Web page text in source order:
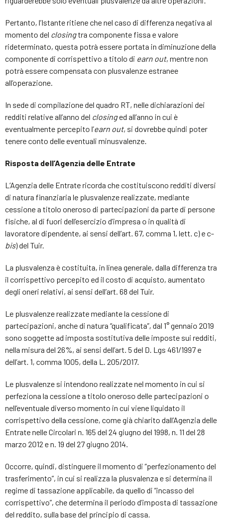
Pertanto, l’Istante ritiene che nel caso di differenza negativa al
momento del closingtra componente fissa e valore
rideterminato, questa potrà essere portata in diminuzione della
componente di corrispettivo a titolo di earn out, mentre non
potrà essere compensata con plusvalenze estranee
all’operazione.
In sede di compilazione del quadro RT, nelle dichiarazioni dei
redditi relative all’anno del closinged all’anno in cui è
eventualmente percepito l’earn out, si dovrebbe quindi poter
tenere conto delle eventuali minusvalenze.
Risposta dell’Agenzia delle Entrate
L’Agenzia delle Entrate ricorda che costituiscono redditi diversi
di natura finanziaria le plusvalenze realizzate, mediante
cessione a titolo oneroso di partecipazioni da parte di persone
fisiche, al di fuori dell’esercizio d’impresa o in qualità di
lavoratore dipendente, ai sensi dell’art. 67, comma 1, lett. c) e c-
bis) del Tuir.
La plusvalenza è costituita, in linea generale, dalla differenza tra
il corrispettivo percepito ed il costo di acquisto, aumentato
degli oneri relativi, ai sensi dell’art. 68 del Tuir.
Le plusvalenze realizzate mediante la cessione di
partecipazioni, anche di natura “qualificata”, dal 1° gennaio 2019
sono soggette ad imposta sostitutiva delle imposte sui redditi,
nella misura del 26%, ai sensi dell’art. 5 del D. Lgs 461/1997 e
dell’art. 1, comma 1005, della L. 205/2017.
Le plusvalenze si intendono realizzate nel momento in cui si
perfeziona la cessione a titolo oneroso delle partecipazioni o
nell’eventuale diverso momento in cui viene liquidato il
corrispettivo della cessione, come già chiarito dall’Agenzia delle
Entrate nelle Circolari n. 165 del 24 giugno del 1998, n. 11 del 28
marzo 2012 e n. 19 del 27 giugno 2014.
Occorre, quindi, distinguere il momento di “perfezionamento del
trasferimento”, in cui si realizza la plusvalenza e si determina il
regime di tassazione applicabile, da quello di “incasso del
corrispettivo”, che determina il periodo d’imposta di tassazione
del reddito, sulla base del principio di cassa.